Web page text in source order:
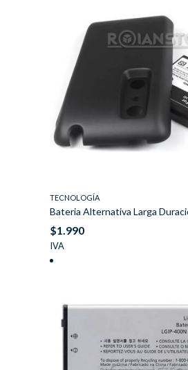
TECNOLOGÍA
Bateria Alternativa Larga
$1.990
IVA